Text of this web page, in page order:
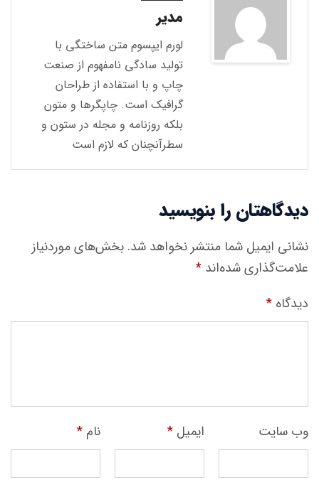
مدیر
لورم ایپسوم متن ساختگی با
تولید سادگی نامفهوم از صنعت
چاپ و با استفاده از طراحان
گرافیک است. چاپگرها و متون
بلکه روزنامه و مجله در ستون و
سطرآنچنان که لازم است
دیدگاهتان را بنویسید
نشانی ایمیل شما منتشر نخواهد شد. بخش‌های موردنیاز
علامت‌گذاری شده‌اند *
دیدگاه *
نام* ایمیل* وب‌ سایت